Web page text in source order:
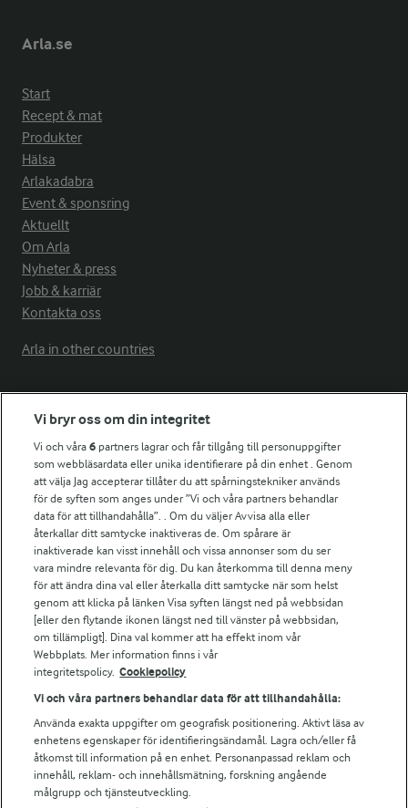
Arla.se
Start
Recept & mat
Produkter
Hälsa
Arlakadabra
Event & sponsring
Aktuellt
Om Arla
Nyheter & press
Jobb & karriär
Kontakta oss
Arla in other countries
Fler Arlasajter
För ägare
Arlas kundportal
Arla.com
Falbygdens Ost
Arla webbshop
Bildbank
Följ oss
Vi bryr oss om din integritet
Vi och våra6 partners lagrar och får tillgång till personuppgifter
som webbläsardata eller unika identifierare på din enhet . Genom
att välja Jag accepterar tillåter du att spårningstekniker används
för de syften som anges under ”Vi och våra partners behandlar
data för att tillhandahålla”. . Om du väljer Avvisa alla eller
återkallar ditt samtycke inaktiveras de. Om spårare är
inaktiverade kan visst innehåll och vissa annonser som du ser
vara mindre relevanta för dig. Du kan återkomma till denna meny
för att ändra dina val eller återkalla ditt samtycke när som helst
genom att klicka på länken Visa syften längst ned på webbsidan
[eller den flytande ikonen längst ned till vänster på webbsidan,
om tillämpligt]. Dina val kommer att ha effekt inom vår
Webbplats. Mer information finns i vår
integritetspolicy. Cookiepolicy
Vi och våra partners behandlar data för att tillhandahålla:
Använda exakta uppgifter om geografisk positionering. Aktivt läsa av
enhetens egenskaper för identifieringsändamål. Lagra och/eller få
åtkomst till information på en enhet. Personanpassad reklam och
innehåll, reklam- och innehållsmätning, forskning angående
målgrupp och tjänsteutveckling.